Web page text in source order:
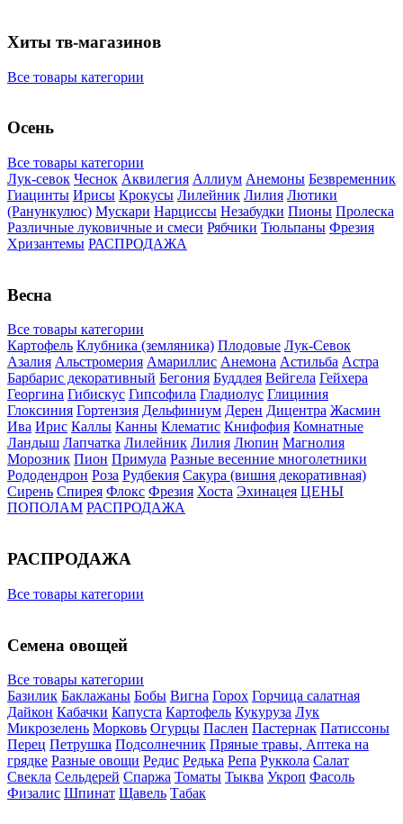
Хиты тв-магазинов
Все товары категории
Осень
Все товары категории
Лук-севок Чеснок Аквилегия Аллиум Анемоны Безвременник
Гиацинты Ирисы Крокусы Лилейник Лилия Лютики
(Ранункулюс) Мускари Нарцисcы Незабудки Пионы Пролеска
Различные луковичные и смеси Рябчики Тюльпаны Фрезия
Хризантемы РАСПРОДАЖА
Весна
Все товары категории
Картофель Клубника (земляника) Плодовые Лук-Севок
Азалия Альстромерия Амариллис Анемона Астильба Астра
Барбарис декоративный Бегония Буддлея Вейгела Гейхера
Георгина Гибискус Гипсофила Гладиолус Глициния
Глоксиния Гортензия Дельфиниум Дерен Дицентра Жасмин
Ива Ирис Каллы Канны Клематис Книфофия Комнатные
Ландыш Лапчатка Лилейник Лилия Люпин Магнолия
Морозник Пион Примула Разные весенние многолетники
Рододендрон Роза Рудбекия Сакура (вишня декоративная)
Сирень Спирея Флокс Фрезия Хоста Эхинацея ЦЕНЫ
ПОПОЛАМ РАСПРОДАЖА
РАСПРОДАЖА
Все товары категории
Семена овощей
Все товары категории
Базилик Баклажаны Бобы Вигна Горох Горчица салатная
Дайкон Кабачки Капуста Картофель Кукуруза Лук
Микрозелень Морковь Огурцы Паслен Пастернак Патиссоны
Перец Петрушка Подсолнечник Пряные травы, Аптека на
грядке Разные овощи Редис Редька Репа Руккола Салат
Свекла Сельдерей Спаржа Томаты Тыква Укроп Фасоль
Физалис Шпинат Щавель Табак